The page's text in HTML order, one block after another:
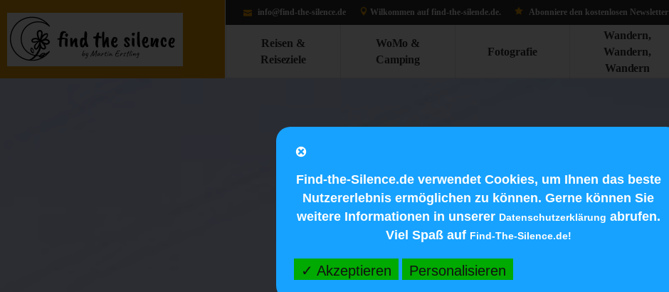
info@find-the-silence.de Wilkommen auf find-the-silende.d e. Abonniere den kostenlosen Newsletter
Reisen &
Reiseziele
WoMo &
Camping
Fotografie
Wandern,
Wandern,
Wandern
Find-the-Silence.de verwendet Cookies, um Ihnen das beste
Nutzererlebnis ermöglichen zu können. Gerne können Sie
weitere Informationen in unserer Datenschutzerklärung abrufen.
Viel Spaß auf Find-The-Silence.de!
✓ Akzeptieren Personalisieren